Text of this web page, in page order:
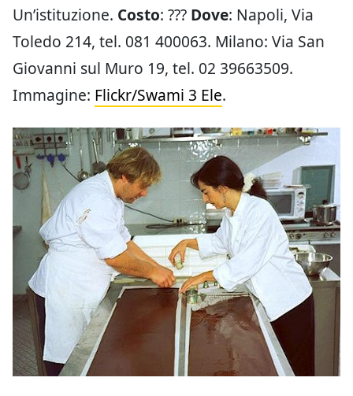
Un’istituzione. Costo: ??? Dove: Napoli, Via
Toledo 214, tel. 081 400063. Milano: Via San
Giovanni sul Muro 19, tel. 02 39663509.
Immagine: Flickr/Swami 3 Ele.